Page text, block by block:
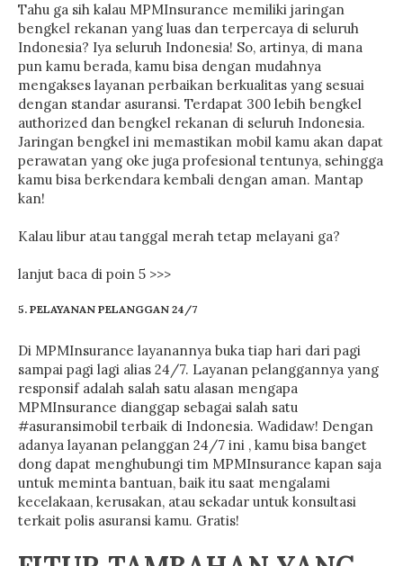
Tahu ga sih kalau MPMInsurance memiliki jaringan
bengkel rekanan yang luas dan terpercaya di seluruh
Indonesia? Iya seluruh Indonesia! So, artinya, di mana
pun kamu berada, kamu bisa dengan mudahnya
mengakses layanan perbaikan berkualitas yang sesuai
dengan standar asuransi. Terdapat 300 lebih bengkel
authorized dan bengkel rekanan di seluruh Indonesia.
Jaringan bengkel ini memastikan mobil kamu akan dapat
perawatan yang oke juga profesional tentunya, sehingga
kamu bisa berkendara kembali dengan aman. Mantap
kan!
Kalau libur atau tanggal merah tetap melayani ga?
lanjut baca di poin 5 >>>
5. PELAYANAN PELANGGAN 24/7
Di MPMInsurance layanannya buka tiap hari dari pagi
sampai pagi lagi alias 24/7. Layanan pelanggannya yang
responsif adalah salah satu alasan mengapa
MPMInsurance dianggap sebagai salah satu
#asuransimobil terbaik di Indonesia. Wadidaw! Dengan
adanya layanan pelanggan 24/7 ini , kamu bisa banget
dong dapat menghubungi tim MPMInsurance kapan saja
untuk meminta bantuan, baik itu saat mengalami
kecelakaan, kerusakan, atau sekadar untuk konsultasi
terkait polis asuransi kamu. Gratis!